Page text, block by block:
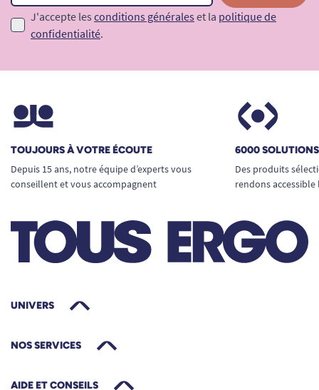
J'accepte les conditions générales et la politique de
confidentialité.
TOUJOURS À VOTRE ÉCOUTE
Depuis 15 ans, notre équipe d’experts vous
conseillent et vous accompagnent
6000
Des produits
rendons
UNIVERS
NOS SERVICES
AIDE ET CONSEILS